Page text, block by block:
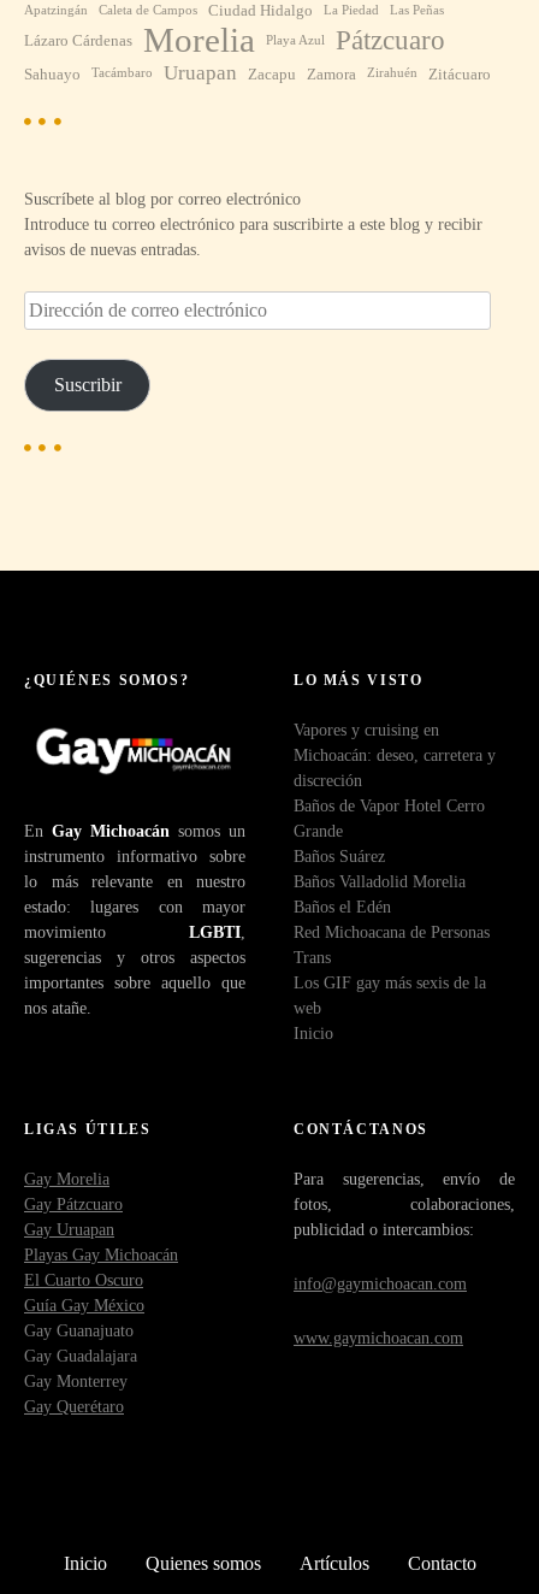
Apatzingán Caleta de Campos Ciudad Hidalgo La Piedad Las Peñas
Lázaro Cárdenas Morelia Playa Azul Pátzcuaro
Sahuayo Tacámbaro Uruapan Zacapu Zamora Zirahuén Zitácuaro
Suscríbete al blog por correo electrónico
Introduce tu correo electrónico para suscribirte a este blog y recibir
avisos de nuevas entradas.
D
i
e
c
i
e
t
r
ó
n
i
c
o
Suscribir
¿QUIÉNES SOMOS?
En Gay Michoacán somos un
instrumento informativo sobre
lo más relevante en nuestro
estado: lugares con mayor
movimiento LGBTI
sugerencias y otros aspectos
importantes sobre aquello que
nos atañe.
LO MÁS VISTO
Vapores y cruising en
Michoacán: deseo, carretera y
discreción
Baños de Vapor Hotel Cerro
Grande
Baños Suárez
Baños Valladolid Morelia
Baños el Edén
Red Michoacana de Personas
Trans
Los GIF gay más sexis de la
web
Inicio
LIGAS ÚTILES
Gay Morelia
Gay Pátzcuaro
Gay Uruapan
Playas Gay Michoacán
El Cuarto Oscuro
Guía Gay México
Gay Guanajuato
Gay Guadalajara
Gay Monterrey
Gay Querétaro
CONTÁCTANOS
Para sugerencias, envío de
fotos, colaboraciones,
publicidad o intercambios:
info@gaymichoacan.com
www.gaymichoacan.com
Inicio Quienes somos Artículos Contacto